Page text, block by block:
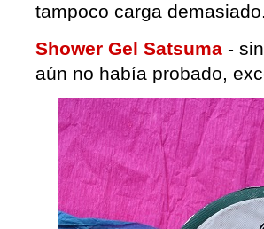
tampoco carga demasiado.
Shower Gel Satsuma -
aún no había probado,